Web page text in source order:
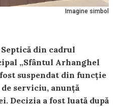
Imagine simbol
din cadrul
„Sfântul Arhanghel
suspendat din funcție
serviciu, anunță
Decizia a fost luată după